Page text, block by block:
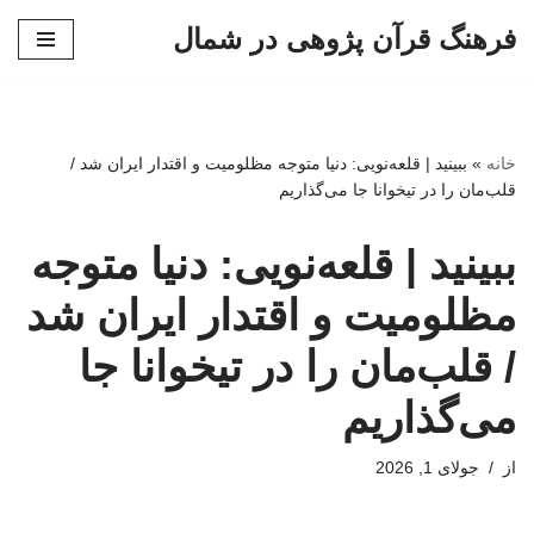
فرهنگ قرآن پژوهی در شمال
خانه » ببینید | قلعه‌نویی: دنیا متوجه مظلومیت و اقتدار ایران شد /
قلب‌مان را در تیخوانا جا می‌گذاریم
ببینید | قلعه‌نویی: دنیا متوجه
مظلومیت و اقتدار ایران شد
/ قلب‌مان را در تیخوانا جا
می‌گذاریم
از جولای 1, 2026